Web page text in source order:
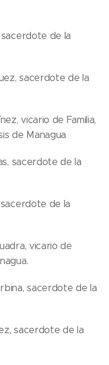
sacerdote de la
sacerdote de la
vicario de Familia,
de Managua
sacerdote de la
sacerdote de la
vicario de
sacerdote de la
sacerdote de la